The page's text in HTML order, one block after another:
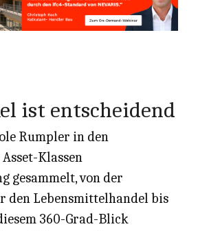
ist entscheidend
Rumpler in den
Klassen
gesammelt, von der
den Lebensmittelhandel bis
360-Grad-Blick